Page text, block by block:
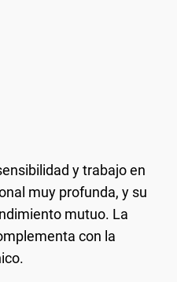
y trabajo en
muy profunda, y su
mutuo. La
con la